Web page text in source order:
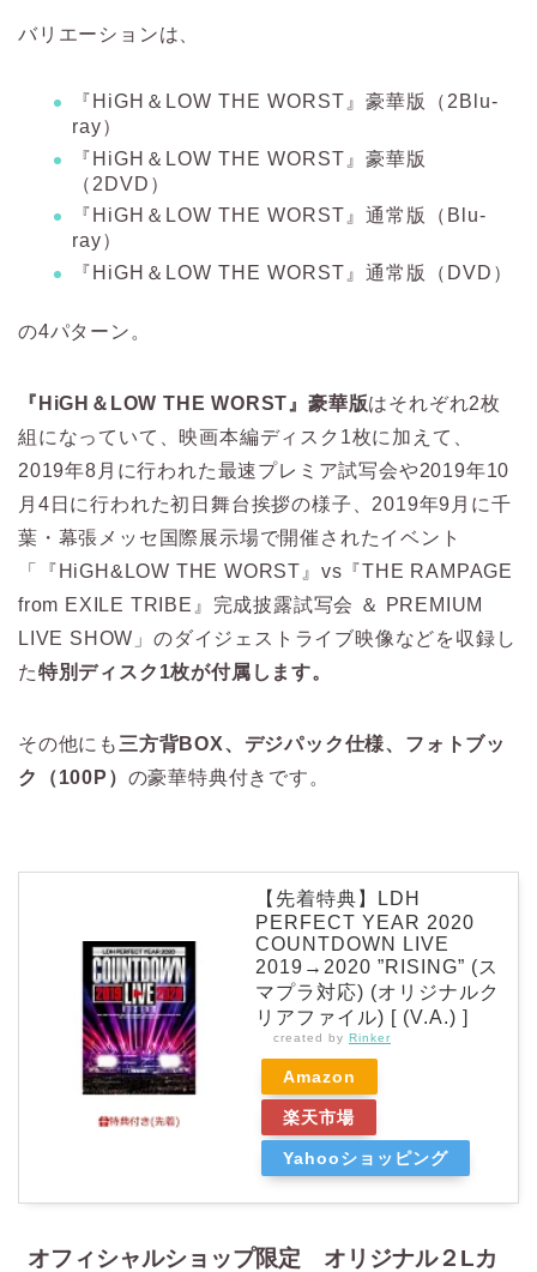
バリエーションは、
『HiGH＆LOW THE WORST』豪華版（2Blu-
ray）
『HiGH＆LOW THE WORST』豪華版
（2DVD）
『HiGH＆LOW THE WORST』通常版（Blu-
ray）
『HiGH＆LOW THE WORST』通常版（DVD）
の4パターン。
『HiGH＆LOW THE WORST』豪華版はそれぞれ2枚
組になっていて、映画本編ディスク1枚に加えて、
2019年8月に行われた最速プレミア試写会や2019年10
月4日に行われた初日舞台挨拶の様子、2019年9月に千
葉・幕張メッセ国際展示場で開催されたイベント
「『HiGH&LOW THE WORST』vs『THE RAMPAGE
from EXILE TRIBE』完成披露試写会 ＆ PREMIUM
LIVE SHOW」のダイジェストライブ映像などを収録し
た特別ディスク1枚が付属します。
その他にも 三方背BOX、デジパック仕様、フォトブッ
ク（100P） の豪華特典付きです。
【先着特典】LDH
PERFECT YEAR 2020
COUNTDOWN LIVE
2019→2020 ”RISING” (ス
マプラ対応) (オリジナルク
リアファイル) [ (V.A.) ]
created by Rinker
Amazon
楽天市場
Yahooショッピング
オフィシャルショップ限定 オリジナル２Lカ